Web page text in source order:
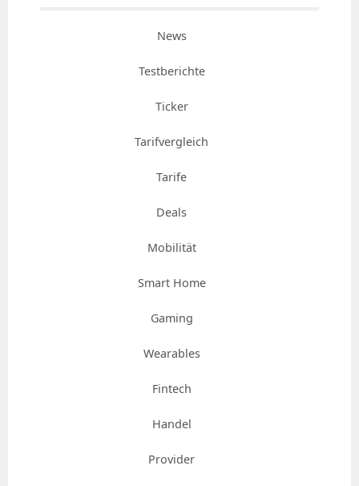
News
Testberichte
Ticker
Tarifvergleich
Tarife
Deals
Mobilität
Smart Home
Gaming
Wearables
Fintech
Handel
Provider